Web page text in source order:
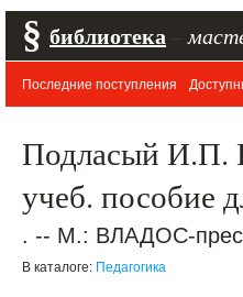
§ библиотека
Последние поступления
Подласый И.П.
учеб. пособие
. -- М.: ВЛАДОС-
В каталоге: Педагогика